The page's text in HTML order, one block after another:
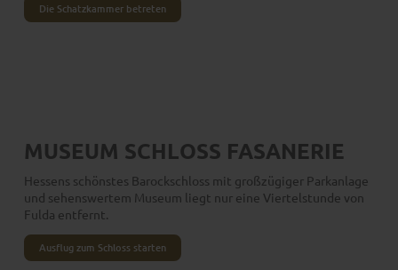
Die Schatzkammer betreten
MUSEUM SCHLOSS FASANERIE
Hessens schönstes Barockschloss mit großzügiger Parkanlage
und sehenswertem Museum liegt nur eine Viertelstunde von
Fulda entfernt.
Ausflug zum Schloss starten